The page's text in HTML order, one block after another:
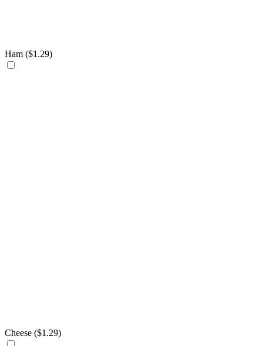
Ham ($1.29)
Cheese ($1.29)